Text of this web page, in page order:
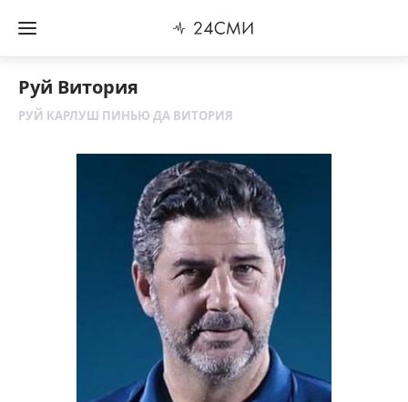
Руй Витория
РУЙ КАРЛУШ ПИНЬЮ ДА ВИТОРИЯ